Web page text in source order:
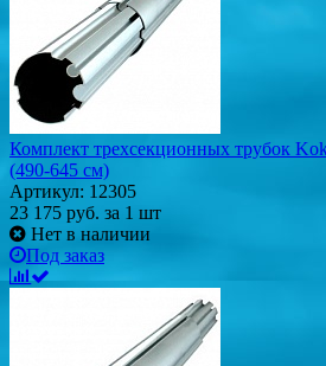
Комплект трехсекционных трубок
(490-645 см)
Артикул: 12305
23 175 руб. за 1 шт
Нет в наличии
Под заказ